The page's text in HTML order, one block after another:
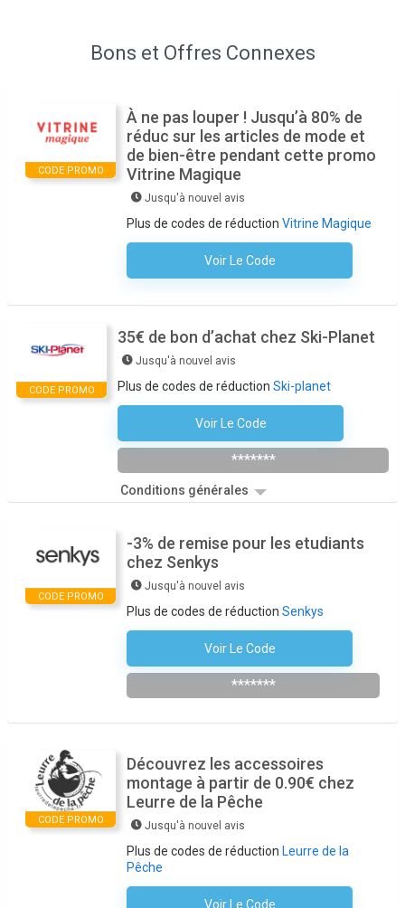
Bons et Offres Connexes
CODE PROMO
À ne pas louper ! Jusqu’à 80% de
réduc sur les articles de mode et
de bien-être pendant cette promo
Vitrine Magique
Jusqu'à nouvel avis
Plus de codes de réduction Vitrine Magique
Voir Le Code
Aucun Code N'est Nécessaire
CODE PROMO
35€ de bon d’achat chez Ski-Planet
Jusqu'à nouvel avis
Plus de codes de réduction Ski-planet
Voir Le Code
*******
Conditions générales
CODE PROMO
-3% de remise pour les etudiants
chez Senkys
Jusqu'à nouvel avis
Plus de codes de réduction Senkys
Voir Le Code
*******
CODE PROMO
Découvrez les accessoires
montage à partir de 0.90€ chez
Leurre de la Pêche
Jusqu'à nouvel avis
Plus de codes de réduction Leurre de la
Pêche
Voir Le Code